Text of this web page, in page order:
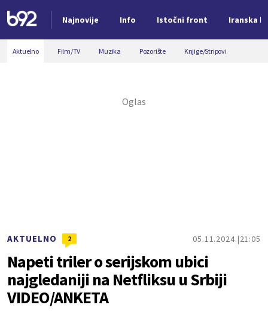
Najnovije Info Istočni front Iranska
Nova vest
Aktuelno Film/TV Muzika Pozorište Knjige/Stripovi
AKTUELNO 2 05.11.2024. 21:05
Napeti triler o serijskom ubici
najgledaniji na Netfliksu u Srbiji
VIDEO/ANKETA